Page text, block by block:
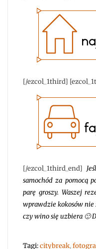
[/ezcol_1third]
[/ezcol_1third_end]
samochód za pomocą
parę groszy. Waszej
wprawdzie kokosów nie
czy wino się uzbiera 🙂
Tagi:citybreak,